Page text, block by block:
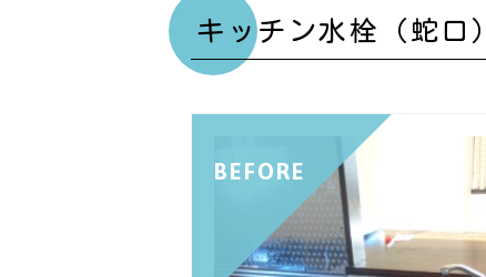
キッチン水栓（蛇口
BEFORE